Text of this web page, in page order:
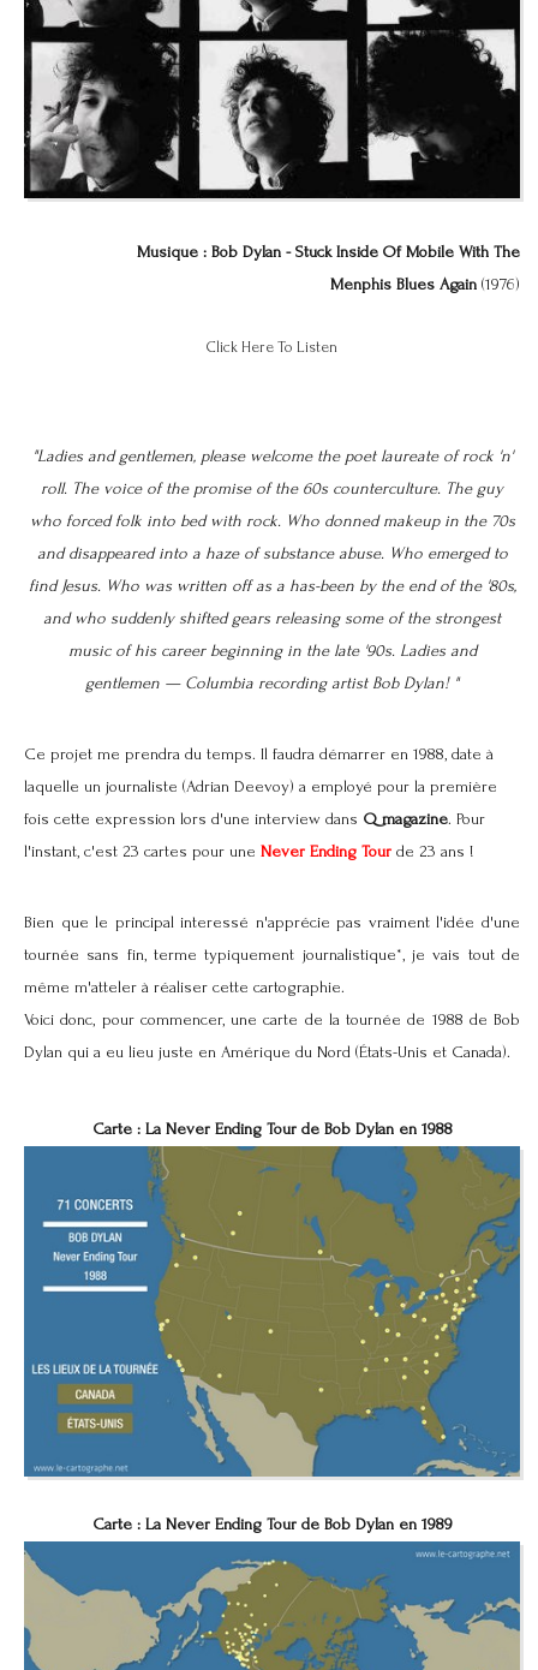
Musique : Bob Dylan - Stuck Inside Of Mobile With The
Menphis Blues Again (1976)
Click Here To Listen
"Ladies and gentlemen, please welcome the poet laureateof rock 'n'
roll. The voice of the promise of the 60s counterculture. The guy
who forced folk into bed with rock. Who donned makeup in the 70s
and disappeared into a haze of substance abuse. Who emerged to
find Jesus. Who was written off as a has-been by the end of the '80s,
and who suddenly shifted gears releasing some of the strongest
music of his career beginning in the late '90s. Ladies and
gentlemen — Columbia recording artist Bob Dylan! "
Ce projet me prendra du temps. Il faudra démarrer en 1988, date à
laquelle un journaliste (Adrian Deevoy) a employé pour la première
fois cette expression lors d'une interview dans Q magazine. Pour
l'instant, c'est 23 cartes pour une Never Ending Tour de 23 ans !
Bien que le principal interessé n'apprécie pas vraiment l'idée d'une
tournée sans fin, terme typiquement journalistique*, je vais tout de
même m'atteler à réaliser cette cartographie.
Voici donc, pour commencer, une carte de la tournée de 1988 de Bob
Dylan qui a eu lieu juste en Amérique du Nord (États-Unis et Canada).
Carte : La Never Ending Tour de Bob Dylan en 1988
Carte : La Never Ending Tour de Bob Dylan en 1989